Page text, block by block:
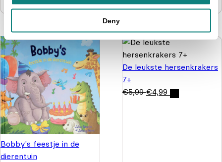
Deny
€9,99 €4,99
Bobby's feestje in de
dierentuin
De leukste hersenkrakers
7+
€5,99 €4,99